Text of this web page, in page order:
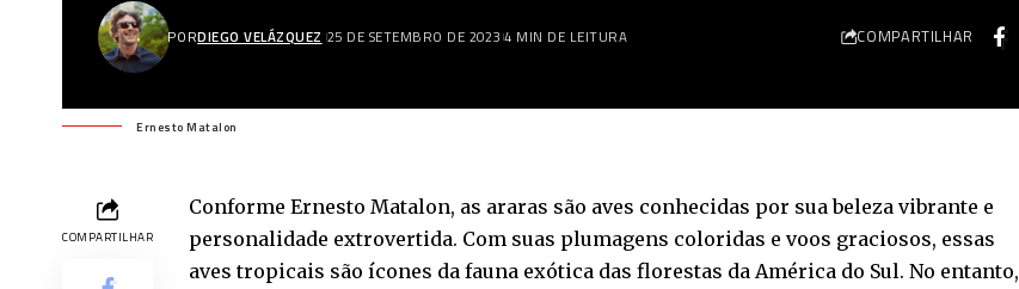
PORDIEGO VELÁZQUEZ 25 DE SETEMBRO DE 2023 4 MIN DE LEITURA COMPARTILHAR
Ernesto Matalon
COMPARTILHAR
Conforme Ernesto Matalon, as araras são aves conhecidas por sua beleza vibrante e
personalidade extrovertida. Com suas plumagens coloridas e voos graciosos, essas
aves tropicais são ícones da fauna exótica das florestas da América do Sul. No entanto,